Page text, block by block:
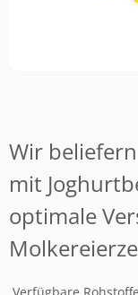
Wir
mit
optimale
Verfügbare